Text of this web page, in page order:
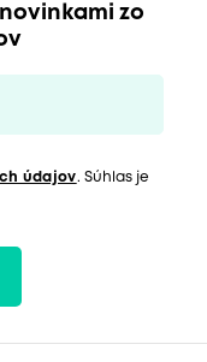
zo
údajov. Súhlas je